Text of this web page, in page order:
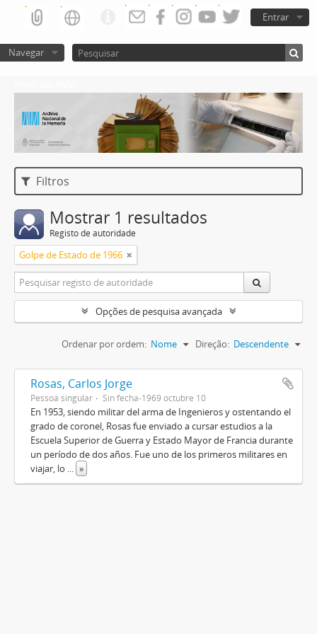
Entrar
Navegar
Filtros
Mostrar 1 resultados
Registo de autoridade
Golpe de Estado de 1966
Opções de pesquisa avançada
Ordenar por ordem: Nome Direção: Descendente
Rosas, Carlos Jorge
Pessoa singular Sin fecha-1969 octubre 10
En 1953, siendo militar del arma de Ingenieros y ostentando el
grado de coronel, Rosas fue enviado a cursar estudios a la
Escuela Superior de Guerra y Estado Mayor de Francia durante
un período de dos años. Fue uno de los primeros militares en
viajar, lo ... »